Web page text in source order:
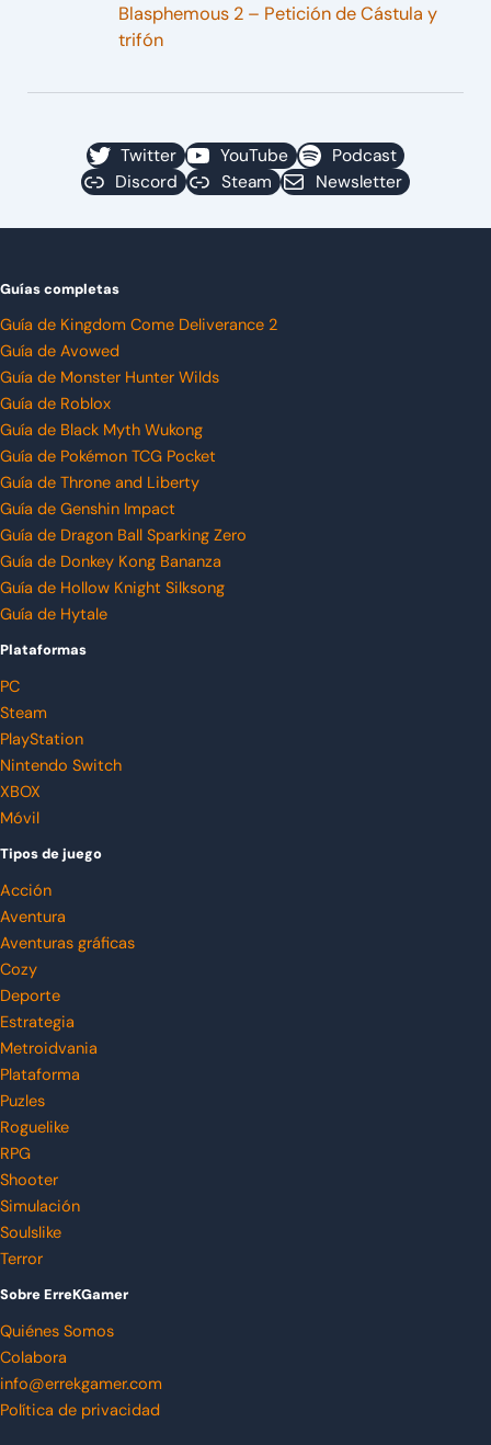
Blasphemous 2 – Petición de Cástula y
trifón
Twitter YouTube
Podcast
Discord
Steam Newsletter
Guías completas
Guía de Kingdom Come Deliverance 2
Guía de Avowed
Guía de Monster Hunter Wilds
Guía de Roblox
Guía de Black Myth Wukong
Guía de Pokémon TCG Pocket
Guía de Throne and Liberty
Guía de Genshin Impact
Guía de Dragon Ball Sparking Zero
Guía de Donkey Kong Bananza
Guía de Hollow Knight Silksong
Guía de Hytale
Plataformas
PC
Steam
PlayStation
Nintendo Switch
XBOX
Móvil
Tipos de juego
Acción
Aventura
Aventuras gráficas
Cozy
Deporte
Estrategia
Metroidvania
Plataforma
Puzles
Roguelike
RPG
Shooter
Simulación
Soulslike
Terror
Sobre ErreKGamer
Quiénes Somos
Colabora
info@errekgamer.com
Política de privacidad